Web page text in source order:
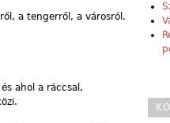
a tengerről, a városról.
ahol a ráccsal,